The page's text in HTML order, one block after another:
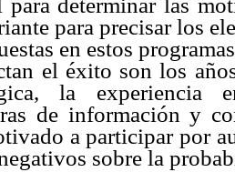
para determinar las
para precisar los
en estos
el éxito son los
la experiencia
de información y
a participar por
sobre la